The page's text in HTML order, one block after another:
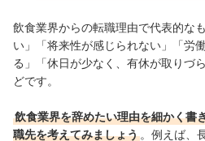
飲食業界からの転職理由で代表的な
い」「将来性が感じられない」「労
る」「休日が少なく、有休が取りづ
どです。
飲食業界を辞めたい理由を細かく書
職先を考えてみましょう 。例えば、